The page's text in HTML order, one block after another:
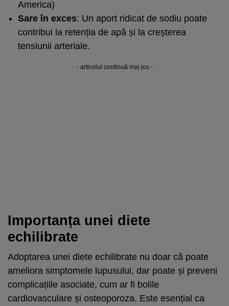
America)
Sare în exces: Un aport ridicat de sodiu poate
contribui la retenția de apă și la creșterea
tensiunii arteriale.
- articolul continuă mai jos -
Importanța unei diete
echilibrate
Adoptarea unei diete echilibrate nu doar că poate
ameliora simptomele lupusului, dar poate și preveni
complicațiile asociate, cum ar fi bolile
cardiovasculare și osteoporoza. Este esențial ca